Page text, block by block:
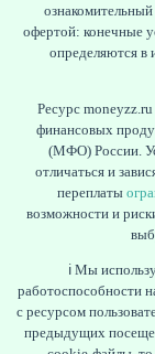
офертой: конечные
определяются в
Ресурс
финансовых
(МФО) России.
отличаться и
переплаты
возможности и
ℹ️ Мы
работоспособности
с ресурсом
предыдущих